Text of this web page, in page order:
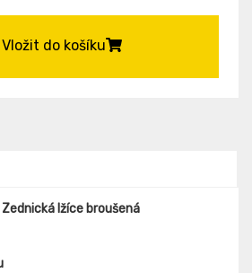
Vložit do košíku
lžíce broušená